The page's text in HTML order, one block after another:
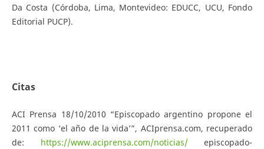
Da Costa (Córdoba, Lima, Montevideo: EDUCC, UCU, Fondo
Editorial PUCP).
Citas
ACI Prensa 18/10/2010 “Episcopado argentino propone el
2011 como ‘el año de la vida’”, ACIprensa.com, recuperado
de: https://www.aciprensa.com/noticias/episcopado-